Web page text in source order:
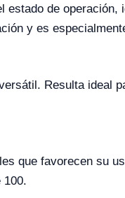
de
y es
Resulta ideal
que favorecen su
100.